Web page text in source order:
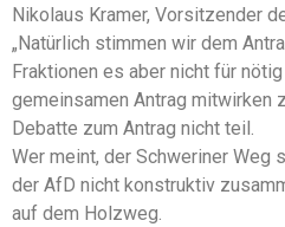
Nikolaus Kramer, Vorsitzender
„Natürlich stimmen wir dem
Fraktionen es aber nicht für
gemeinsamen Antrag mitwirken
Debatte zum Antrag nicht teil.
Wer meint, der Schweriner Weg
der AfD nicht konstruktiv
auf dem Holzweg.